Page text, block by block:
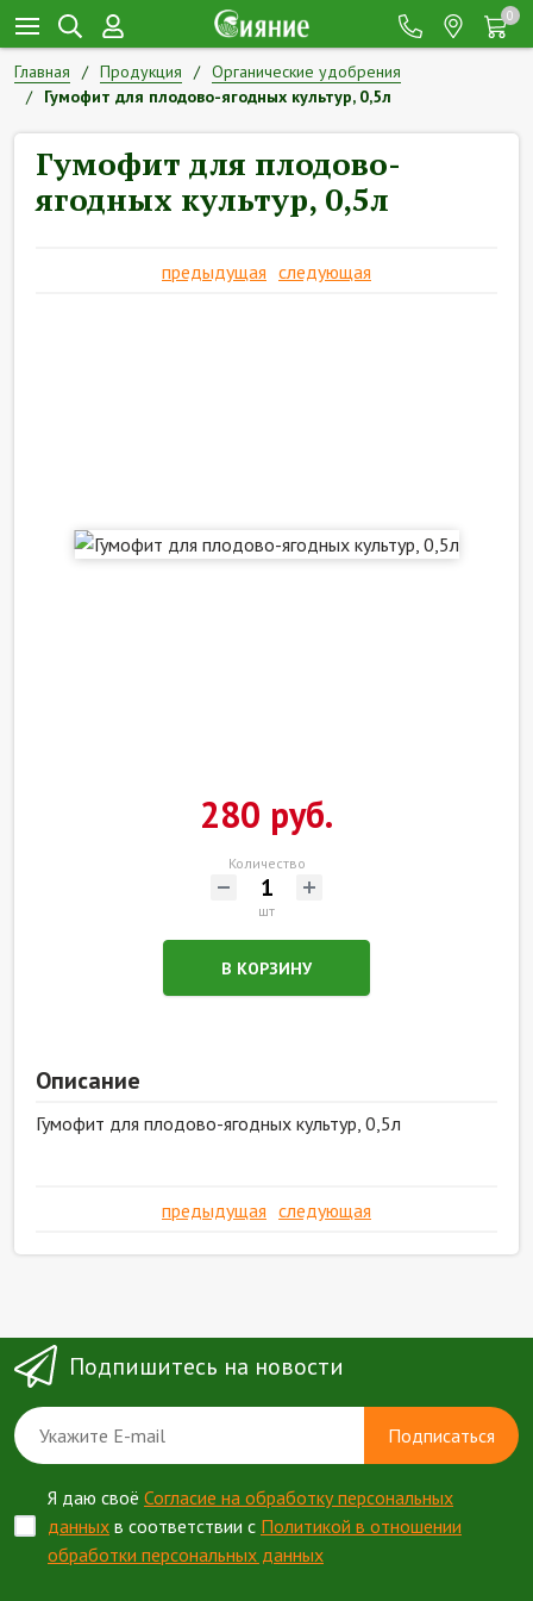
0
Главная Продукция
Органические удобрения
Гумофит для плодово-ягодных культур, 0,5л
Гумофит для плодово-
ягодных культур, 0,5л
предыдущая следующая
280 руб.
Количество
шт
В КОРЗИНУ
Описание
Гумофит для плодово-ягодных культур, 0,5л
предыдущая следующая
Подпишитесь на новости
Подписаться
Я даю своё Согласие на обработку персональных
данных в соответствии с Политикой в отношении
обработки персональных данных